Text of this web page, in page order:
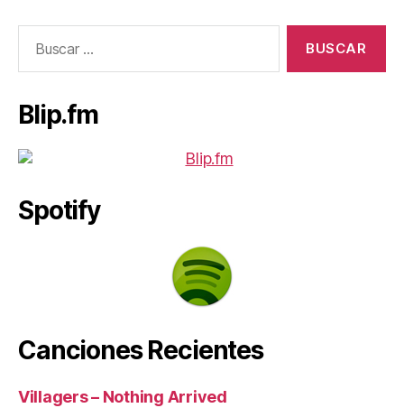
Blip.fm
Spotify
Canciones Recientes
Villagers – Nothing Arrived